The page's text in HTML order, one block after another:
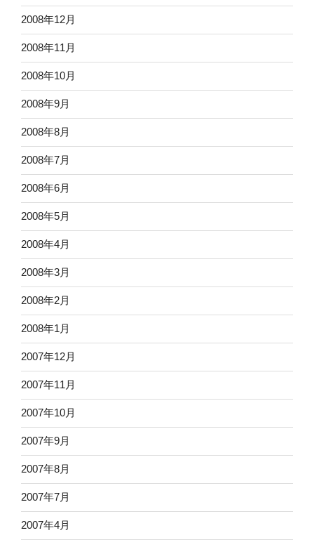
2008年12月
2008年11月
2008年10月
2008年9月
2008年8月
2008年7月
2008年6月
2008年5月
2008年4月
2008年3月
2008年2月
2008年1月
2007年12月
2007年11月
2007年10月
2007年9月
2007年8月
2007年7月
2007年4月